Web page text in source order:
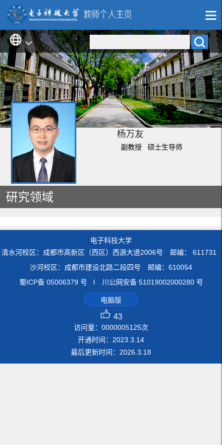
杨万友
副教授 硕士生导师
研究领域
电子科技大学
清水河校区：成都市高新区（西区）西源大道2006号 邮编： 611731
沙河校区：成都市建设北路二段四号 邮编：610054
蜀ICP备 05006379 号 I 川公网安备 51019002000280 号
电脑版
43
访问量： 0000005125次
开通时间： 2023 3 14
最后更新时间： 2026 3 18